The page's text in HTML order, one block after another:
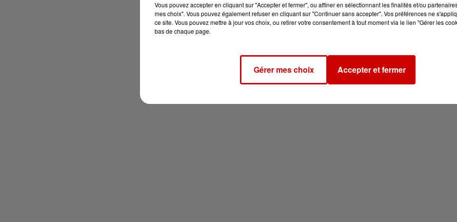
Vous pouvez accepter en cliquant sur "Accepter et fermer", ou affiner en sélectionnant les finalités et/ou
mes choix". Vous pouvez également refuser en cliquant sur "Continuer sans accepter". Vos préférences ne
ce site. Vous pouvez mettre à jour vos choix, ou retirer votre consentement à tout moment via le lien "Gérer les
bas de chaque page.
Gérer mes choix Accepter et fermer